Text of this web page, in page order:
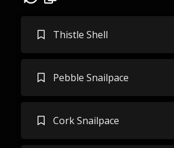
Thistle Shell
Pebble Snailpace
Cork Snailpace